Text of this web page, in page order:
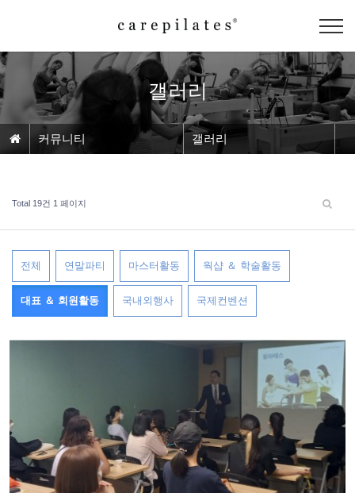
갤러리
커뮤니티 갤러리
Total 19건 1 페이지
전체 연말파티 마스터활동 웍샵 ＆ 학술활동
대표 ＆ 회원활동 국내외행사 국제컨벤션